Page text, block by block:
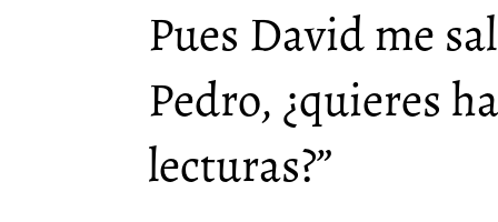
Pues David me
Pedro, ¿quieres
lecturas?”